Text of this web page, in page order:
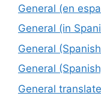
General (en
General (in
General
General
General